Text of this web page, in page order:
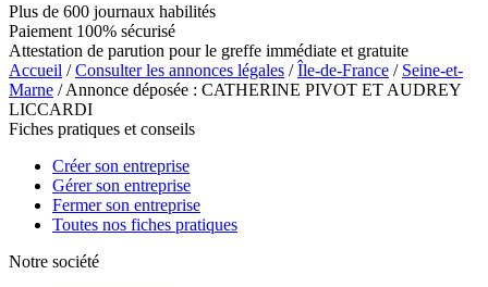
Plus de 600 journaux habilités
Paiement 100% sécurisé
Attestation de parution pour le greffe immédiate et gratuite
Accueil /Consulter les annonces légales /Île-de-France / Seine-et-
Marne / Annonce déposée : CATHERINE PIVOT ET AUDREY
LICCARDI
Fiches pratiques et conseils
Créer son entreprise
Gérer son entreprise
Fermer son entreprise
Toutes nos fiches pratiques
Notre société